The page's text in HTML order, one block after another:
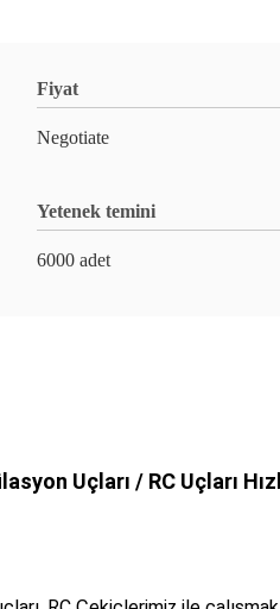
Fiyat
Negotiate
Yetenek temini
6000 adet
Uçları / RC Uçları